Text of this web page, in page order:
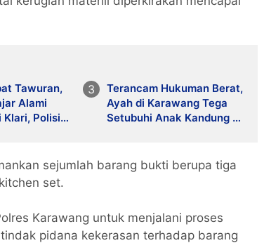
Tawuran,
Alami
Klari, Polisi
Terancam Hukuman Berat,
Ayah di Karawang Tega
Setubuhi Anak Kandung di
sejumlah barang bukti berupa tiga
set.
Karawang untuk menjalani proses
pidana kekerasan terhadap barang